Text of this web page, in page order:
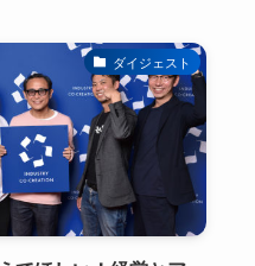
ダイジェスト